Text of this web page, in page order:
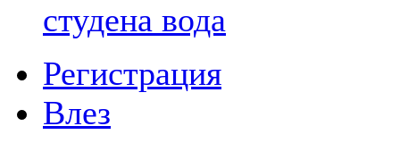
студена вода
Регистрация
Влез